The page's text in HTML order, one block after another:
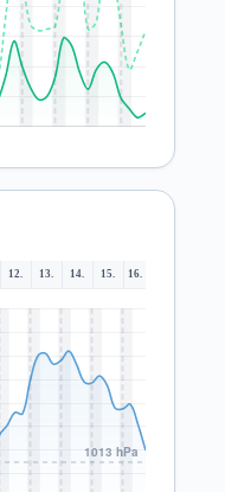
12. 13. 14. 15. 16.